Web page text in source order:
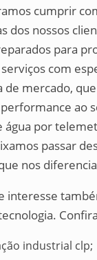
cumprir
dos nossos
para
com
de mercado,
ao
água por
passar
nos
interesse
industrial clp;